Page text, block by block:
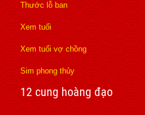
Thước lỗ ban
Xem tuổi
Xem tuổi vợ chồng
Sim phong thủy
12 cung hoàng đạo